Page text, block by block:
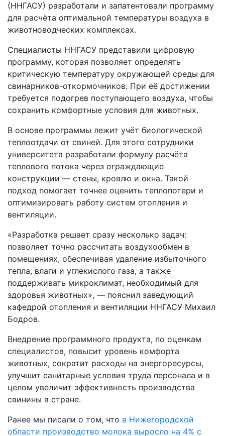
(ННГАСУ) разработали и запатентовали программу
для расчёта оптимальной температуры воздуха в
животноводческих комплексах.
Специалисты ННГАСУ представили цифровую
программу, которая позволяет определять
критическую температуру окружающей среды для
свинарников-откормочников. При её достижении
требуется подогрев поступающего воздуха, чтобы
сохранить комфортные условия для животных.
В основе программы лежит учёт биологической
теплоотдачи от свиней. Для этого сотрудники
университета разработали формулу расчёта
теплового потока через ограждающие
конструкции — стены, кровлю и окна. Такой
подход помогает точнее оценить теплопотери и
оптимизировать работу систем отопления и
вентиляции.
«Разработка решает сразу несколько задач:
позволяет точно рассчитать воздухообмен в
помещениях, обеспечивая удаление избыточного
тепла, влаги и углекислого газа, а также
поддерживать микроклимат, необходимый для
здоровья животных», — пояснил заведующий
кафедрой отопления и вентиляции ННГАСУ Михаил
Бодров.
Внедрение программного продукта, по оценкам
специалистов, повысит уровень комфорта
животных, сократит расходы на энергоресурсы,
улучшит санитарные условия труда персонала и в
целом увеличит эффективность производства
свинины в стране.
Ранее мы писали о том, что в Нижегородской
области производство молока выросло на 4% с